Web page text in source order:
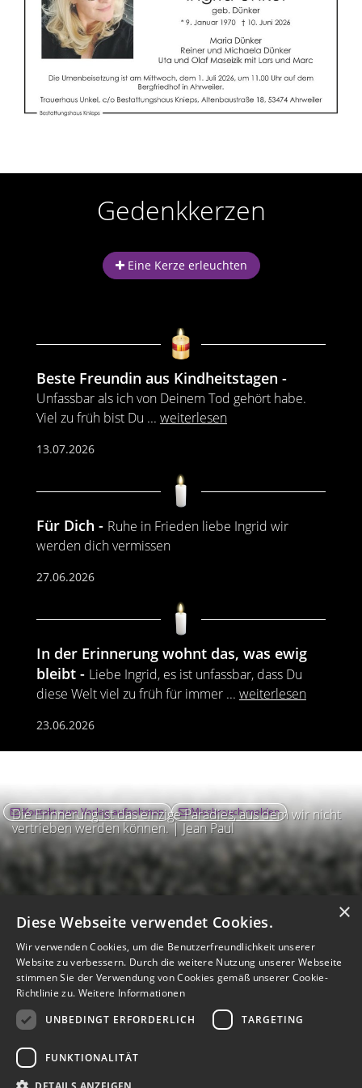
n
r
n
Gedenkkerzen
Eine Kerze erleuchten
Beste Freundin aus Kindheitstagen
Unfassbar als ich von Deinem Tod gehört habe.
Viel zu früh bist Du ... weiterlesen
13.07.2026
Für Dich
Ruhe in Frieden liebe Ingrid wir
werden dich vermissen
27.06.2026
In der Erinnerung wohnt das, was ewig
bleibt
Liebe Ingrid, es ist unfassbar, dass Du
diese Welt viel zu früh für immer ... weiterlesen
23.06.2026
Die Erinnerung ist das einzige Paradies, aus dem wir nicht
vertrieben werden können. | Jean Paul
Kontakt zum Verlag aufnehmen Missbrauch melden
Barrierefreiheit
Barriere melden
m
Kontrastmodus aktivieren
Hilfe
eigenes Gedenkportal erstellen
×
Diese Webseite verwendet Cookies.
Wir verwenden Cookies, um die Benutzerfreundlichkeit unserer
Website zu verbessern. Durch die weitere Nutzung unserer Webseite
stimmen Sie der Verwendung von Cookies gemäß unserer Cookie-
Richtlinie zu. Weitere Informationen
UNBEDINGT ERFORDERLICH
TARGETING
FUNKTIONALITÄT